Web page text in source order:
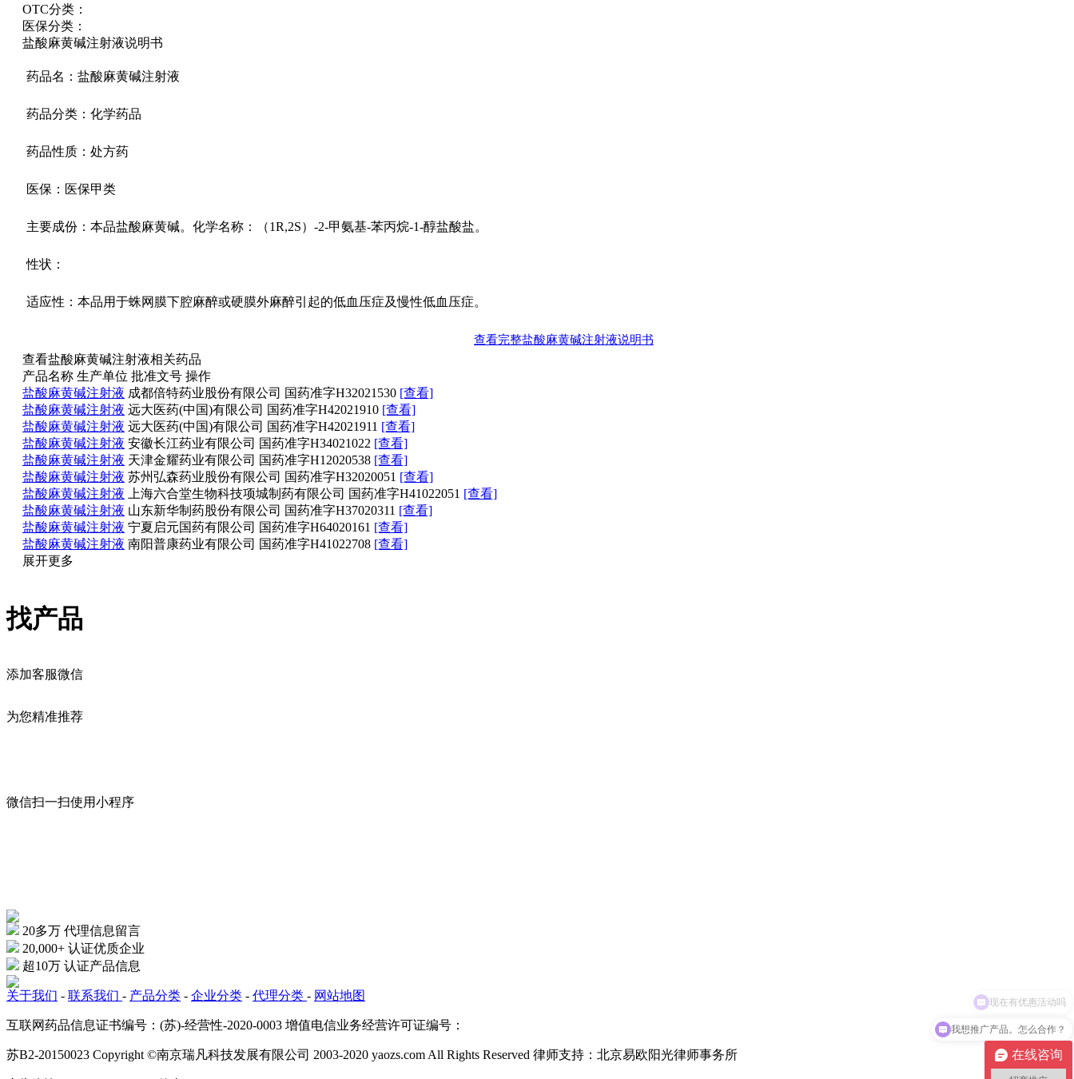
OTC分类：
医保分类：
盐酸麻黄碱注射液说明书
药品名：盐酸麻黄碱注射液
药品分类：化学药品
药品性质：处方药
医保：医保甲类
主要成份：本品盐酸麻黄碱。化学名称：（1R,2S）-2-甲氨基-苯丙烷-1-醇盐酸盐。
性状：
适应性：本品用于蛛网膜下腔麻醉或硬膜外麻醉引起的低血压症及慢性低血压症。
查看完整盐酸麻黄碱注射液说明书
查看盐酸麻黄碱注射液相关药品
产品名称 生产单位 批准文号 操作
盐酸麻黄碱注射液 成都倍特药业股份有限公司 国药准字H32021530 [查看]
盐酸麻黄碱注射液 远大医药(中国)有限公司 国药准字H42021910 [查看]
盐酸麻黄碱注射液 远大医药(中国)有限公司 国药准字H42021911 [查看]
盐酸麻黄碱注射液 安徽长江药业有限公司 国药准字H34021022 [查看]
盐酸麻黄碱注射液 天津金耀药业有限公司 国药准字H12020538 [查看]
盐酸麻黄碱注射液 苏州弘森药业股份有限公司 国药准字H32020051 [查看]
盐酸麻黄碱注射液
上海六合堂生物科技项城制药有限公司 国药准字H41022051 [查看]
盐酸麻黄碱注射液 山东新华制药股份有限公司 国药准字H37020311 [查看]
盐酸麻黄碱注射液 宁夏启元国药有限公司 国药准字H64020161 [查看]
盐酸麻黄碱注射液 南阳普康药业有限公司 国药准字H41022708 [查看]
展开更多
找产品
添加客服微信
为您精准推荐
微信扫一扫使用小程序
20多万 代理信息留言
20,000+ 认证优质企业
超10万 认证产品信息
关于我们 - 联系我们 - 产品分类 - 企业分类 - 代理分类 - 网站地图
互联网药品信息证书编号：(苏)-经营性-2020-0003 增值电信业务经营许可证编号：
苏B2-20150023 Copyright ©南京瑞凡科技发展有限公司 2003-2020 yaozs.com All Rights Reserved 律师支持：北京易欧阳光律师事务所 在线咨询
我想推广产品。怎么合作？